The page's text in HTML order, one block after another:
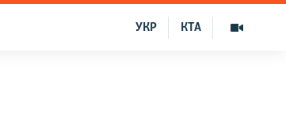
КТА
УКР